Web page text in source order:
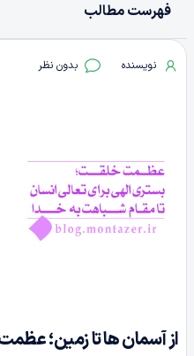
فهرست مطالب
نویسنده بدون نظر
از آسمان ها تا زمین؛